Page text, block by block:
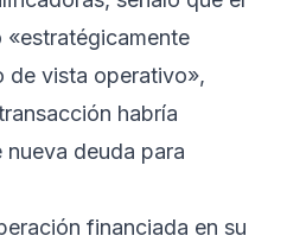
«estratégicamente
de vista operativo»,
habría
nueva deuda para
financiada en su